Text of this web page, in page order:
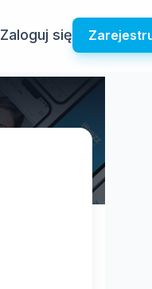
Zaloguj się